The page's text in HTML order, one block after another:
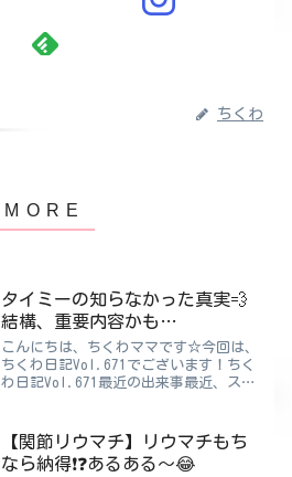
ちくわ
タイミーの知らなかった真実💨
結構、重要内容かも…
こんにちは、ちくわママです☆今回は、
ちくわ日記Vol.671でございます！ちく
わ日記Vol.671最近の出来事最近、スキ
女の子がいて、何度か働きに来てくれて
たんだけど…...
【関節リウマチ】リウマチもち
なら納得❗❓あるある～😂